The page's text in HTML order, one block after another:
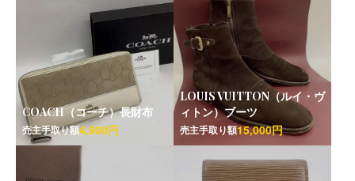
COACH（コーチ）長財布
売主手取り額4,900円
LOUIS VUITTON（ルイ・ヴ
ィトン）ブーツ
売主手取り額15,000円